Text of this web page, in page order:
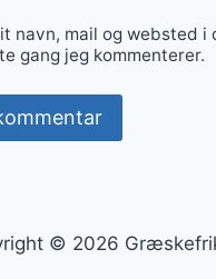
navn, mail og websted i
gang jeg kommenterer.
© 2026